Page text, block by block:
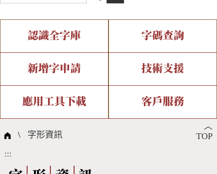
認識全字庫
全字庫介紹 全字庫現況
中文碼介紹 專有名詞介紹
國際字碼相關組織
字碼查詢
IDS查詢 部件查詢
複合查詢 注音查詢
筆畫查詢
筆順序查詢
新增字申請
新字申請處理流程
技術支援
字形即時顯示 造字解決方案
全字庫授權 轉碼Web Service
應用工具下載
個人電腦造字處理工具
字形下載
客戶服務
問題集
熱門查詢統計
︿
TOP
\ 字形資訊
:::